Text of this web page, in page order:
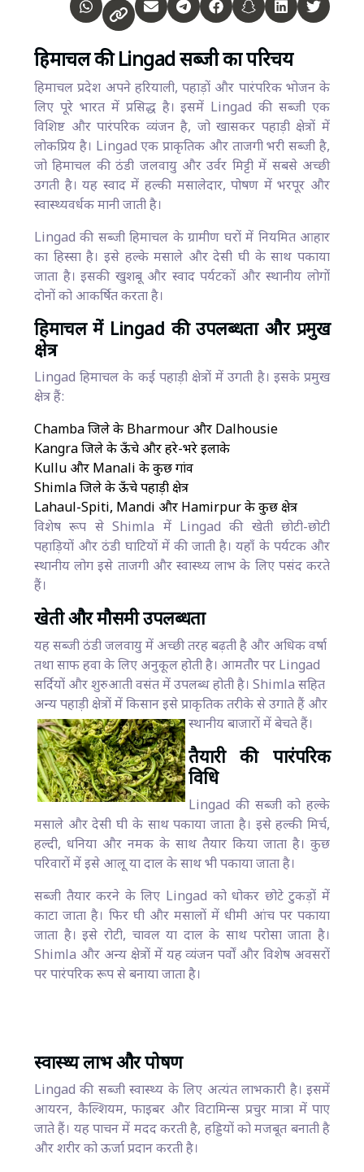
हिमाचल की Lingad सब्जी का परिचय
हिमाचल प्रदेश अपने हरियाली, पहाड़ों और पारंपरिक भोजन के
लिए पूरे भारत में प्रसिद्ध है। इसमें Lingad की सब्जी एक
विशिष्ट और पारंपरिक व्यंजन है, जो खासकर पहाड़ी क्षेत्रों में
लोकप्रिय है। Lingad एक प्राकृतिक और ताजगी भरी सब्जी है,
जो हिमाचल की ठंडी जलवायु और उर्वर मिट्टी में सबसे अच्छी
उगती है। यह स्वाद में हल्की मसालेदार, पोषण में भरपूर और
स्वास्थ्यवर्धक मानी जाती है।
Lingad की सब्जी हिमाचल के ग्रामीण घरों में नियमित आहार
का हिस्सा है। इसे हल्के मसाले और देसी घी के साथ पकाया
जाता है। इसकी खुशबू और स्वाद पर्यटकों और स्थानीय लोगों
दोनों को आकर्षित करता है।
हिमाचल में Lingad की उपलब्धता और प्रमुख
क्षेत्र
Lingad हिमाचल के कई पहाड़ी क्षेत्रों में उगती है। इसके प्रमुख
क्षेत्र हैं:
Chamba जिले के Bharmour और Dalhousie
Kangra जिले के ऊँचे और हरे-भरे इलाके
Kullu और Manali के कुछ गांव
Shimla जिले के ऊँचे पहाड़ी क्षेत्र
Lahaul-Spiti, Mandi और Hamirpur के कुछ क्षेत्र
विशेष रूप से Shimla में Lingad की खेती छोटी-छोटी
पहाड़ियों और ठंडी घाटियों में की जाती है। यहाँ के पर्यटक और
स्थानीय लोग इसे ताजगी और स्वास्थ्य लाभ के लिए पसंद करते
हैं।
खेती और मौसमी उपलब्धता
यह सब्जी ठंडी जलवायु में अच्छी तरह बढ़ती है और अधिक वर्षा
तथा साफ हवा के लिए अनुकूल होती है। आमतौर पर Lingad
सर्दियों और शुरुआती वसंत में उपलब्ध होती है। Shimla सहित
अन्य पहाड़ी क्षेत्रों में किसान इसे प्राकृतिक तरीके से उगाते हैं और
स्थानीय बाजारों में बेचते हैं।
तैयारी की पारंपरिक
विधि
Lingad की सब्जी को हल्के
मसाले और देसी घी के साथ पकाया जाता है। इसे हल्की मिर्च,
हल्दी, धनिया और नमक के साथ तैयार किया जाता है। कुछ
परिवारों में इसे आलू या दाल के साथ भी पकाया जाता है।
सब्जी तैयार करने के लिए Lingad को धोकर छोटे टुकड़ों में
काटा जाता है। फिर घी और मसालों में धीमी आंच पर पकाया
जाता है। इसे रोटी, चावल या दाल के साथ परोसा जाता है।
Shimla और अन्य क्षेत्रों में यह व्यंजन पर्वों और विशेष अवसरों
पर पारंपरिक रूप से बनाया जाता है।
स्वास्थ्य लाभ और पोषण
Lingad की सब्जी स्वास्थ्य के लिए अत्यंत लाभकारी है। इसमें
आयरन, कैल्शियम, फाइबर और विटामिन्स प्रचुर मात्रा में पाए
जाते हैं। यह पाचन में मदद करती है, हड्डियों को मजबूत बनाती है
और शरीर को ऊर्जा प्रदान करती है।